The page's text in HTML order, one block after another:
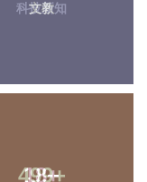
文教
499+